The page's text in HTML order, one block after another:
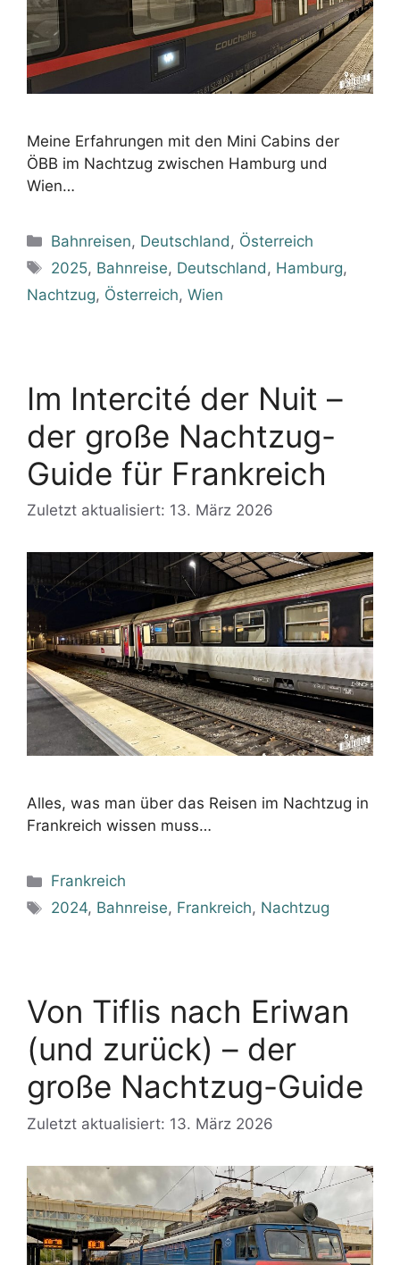
Meine Erfahrungen mit den Mini Cabins der
ÖBB im Nachtzug zwischen Hamburg und
Wien…
Kategorien
Bahnreisen, Deutschland , Österreich
Schlagwörter
2025, Bahnreise, Deutschland , Hamburg,
Nachtzug, Österreich, Wien
Im Intercité der Nuit –
der große Nachtzug-
Guide für Frankreich
Zuletzt aktualisiert: 13. März 2026
Alles, was man über das Reisen im Nachtzug in
Frankreich wissen muss…
Kategorien
Frankreich
Schlagwörter
2024, Bahnreise, Frankreich, Nachtzug
Von Tiflis nach Eriwan
(und zurück) – der
große Nachtzug-Guide
Zuletzt aktualisiert: 13. März 2026